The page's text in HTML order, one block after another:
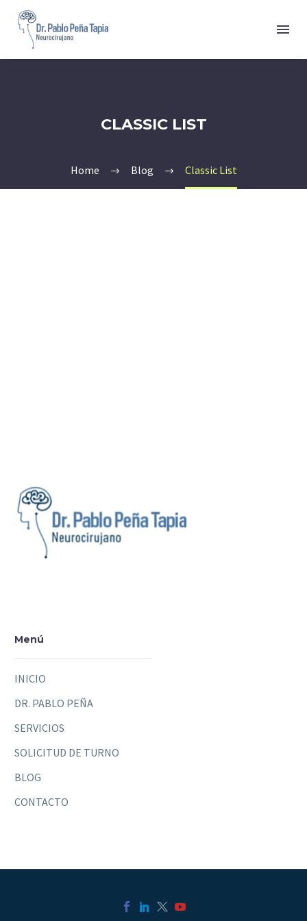
CLASSIC LIST
Home Blog Classic List
Menú
INICIO
DR. PABLO PEÑA
SERVICIOS
SOLICITUD DE TURNO
BLOG
CONTACTO